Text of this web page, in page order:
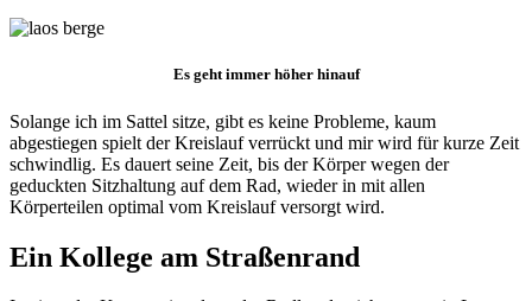
Es geht immer höher hinauf
Solange ich im Sattel sitze, gibt es keine Probleme, kaum
abgestiegen spielt der Kreislauf verrückt und mir wird für kurze Zeit
schwindlig. Es dauert seine Zeit, bis der Körper wegen der
geduckten Sitzhaltung auf dem Rad, wieder in mit allen
Körperteilen optimal vom Kreislauf versorgt wird.
Ein Kollege am Straßenrand